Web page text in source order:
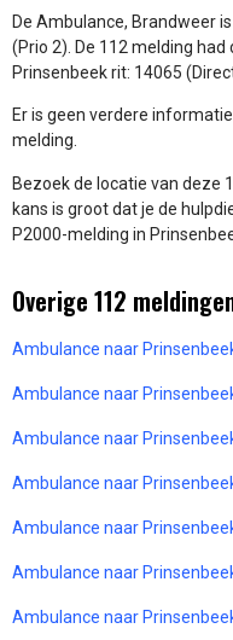
De Ambulance, Brandweer
(Prio 2). De 112 melding
Prinsenbeek rit: 14065
Er is geen verdere
melding.
Bezoek de locatie van deze
kans is groot dat je de
P2000-melding in
Overige 112
Ambulance naar
Ambulance naar
Ambulance naar
Ambulance naar
Ambulance naar
Ambulance naar
Ambulance naar